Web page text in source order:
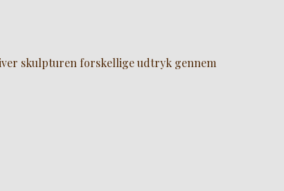
skulpturen forskellige udtryk gennem